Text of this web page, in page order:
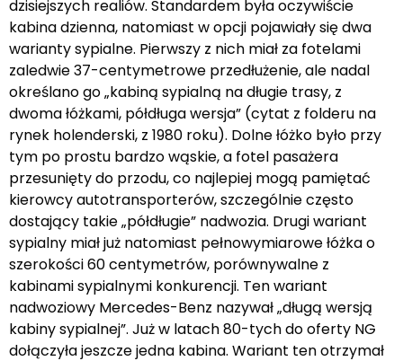
dzisiejszych realiów. Standardem była oczywiście
kabina dzienna, natomiast w opcji pojawiały się dwa
warianty sypialne. Pierwszy z nich miał za fotelami
zaledwie 37-centymetrowe przedłużenie, ale nadal
określano go „kabiną sypialną na długie trasy, z
dwoma łóżkami, półdługa wersja” (cytat z folderu na
rynek holenderski, z 1980 roku). Dolne łóżko było przy
tym po prostu bardzo wąskie, a fotel pasażera
przesunięty do przodu, co najlepiej mogą pamiętać
kierowcy autotransporterów, szczególnie często
dostający takie „półdługie” nadwozia. Drugi wariant
sypialny miał już natomiast pełnowymiarowe łóżka o
szerokości 60 centymetrów, porównywalne z
kabinami sypialnymi konkurencji. Ten wariant
nadwoziowy Mercedes-Benz nazywał „długą wersją
kabiny sypialnej”. Już w latach 80-tych do oferty NG
dołączyła jeszcze jedna kabina. Wariant ten otrzymał